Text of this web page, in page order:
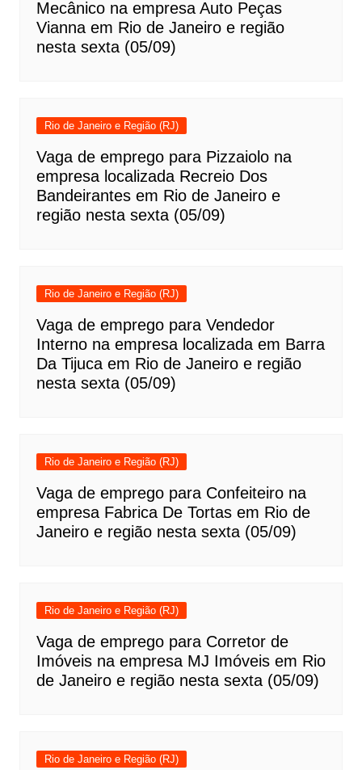
Mecânico na empresa Auto Peças
Vianna em Rio de Janeiro e região
nesta sexta (05/09)
Rio de Janeiro e Região (RJ)
Vaga de emprego para Pizzaiolo na
empresa localizada Recreio Dos
Bandeirantes em Rio de Janeiro e
região nesta sexta (05/09)
Rio de Janeiro e Região (RJ)
Vaga de emprego para Vendedor
Interno na empresa localizada em Barra
Da Tijuca em Rio de Janeiro e região
nesta sexta (05/09)
Rio de Janeiro e Região (RJ)
Vaga de emprego para Confeiteiro na
empresa Fabrica De Tortas em Rio de
Janeiro e região nesta sexta (05/09)
Rio de Janeiro e Região (RJ)
Vaga de emprego para Corretor de
Imóveis na empresa MJ Imóveis em Rio
de Janeiro e região nesta sexta (05/09)
Rio de Janeiro e Região (RJ)